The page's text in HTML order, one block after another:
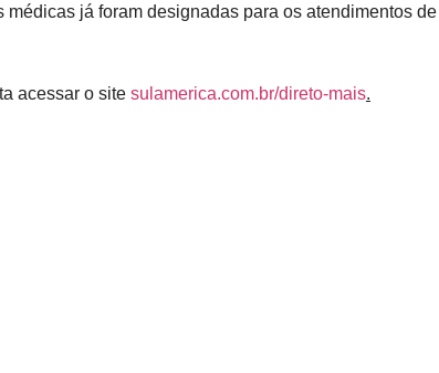
já foram designadas para os atendimentos de
acessar o site sulamerica.com.br/direto-mais.